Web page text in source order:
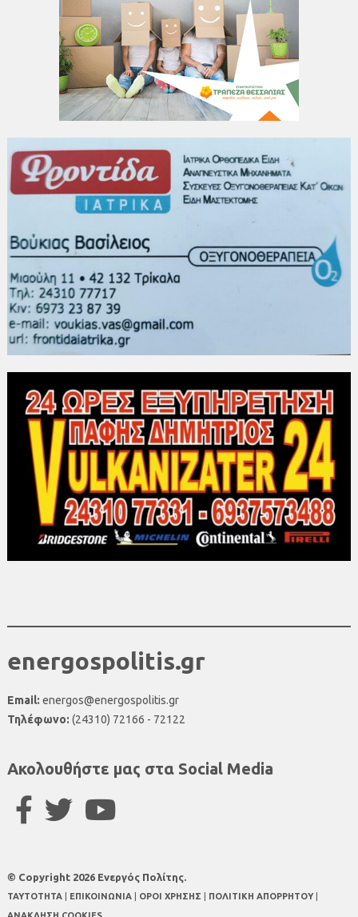
energospolitis.gr
Email: energos@energospolitis.gr
Τηλέφωνο: (24310) 72166 - 72122
Ακολουθήστε μας στα Social Media
© Copyright 2026 Ενεργός Πολίτης.
TAYTOTHTA ΕΠΙΚΟΙΝΩΝΙΑ ΟΡΟΙ ΧΡΗΣΗΣ ΠΟΛΙΤΙΚΗ ΑΠΟΡΡΗΤΟΥ|